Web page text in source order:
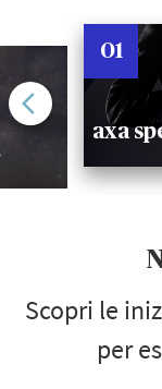
axa
01
Scopri le
per